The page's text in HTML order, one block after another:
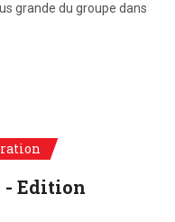
grande du groupe dans
- Edition